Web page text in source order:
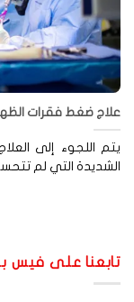
ضغط فقرات الظهر
اللجوء إلى العلاج
التي لم تتحسن
على فيس بوك